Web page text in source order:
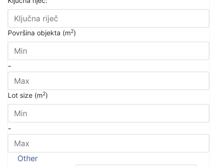
Površina objekta (m2)
-
Lot size (m2)
-
Other